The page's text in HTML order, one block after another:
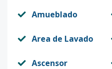
Amueblado
Area de Lavado
Ascensor